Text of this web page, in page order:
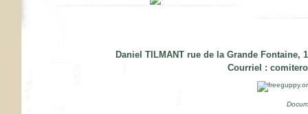
Daniel TILMANT rue de la Grande Fontaine,
Courriel :